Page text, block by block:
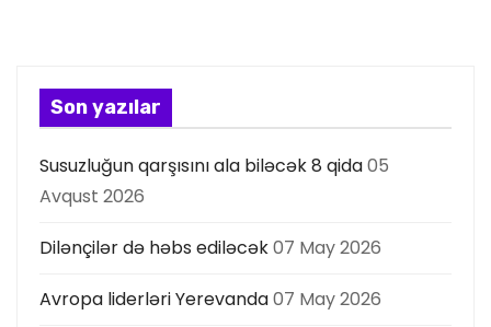
Son yazılar
Susuzluğun qarşısını ala biləcək 8 qida05
Avqust 2026
Dilənçilər də həbs ediləcək07 May 2026
Avropa liderləri Yerevanda07 May 2026